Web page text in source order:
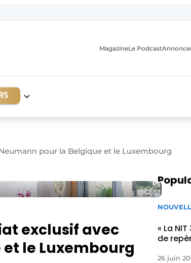
MagazineLe Podcast
pour la Belgique et le Luxembourg
exclusif avec
le Luxembourg
« La
de
26 juin